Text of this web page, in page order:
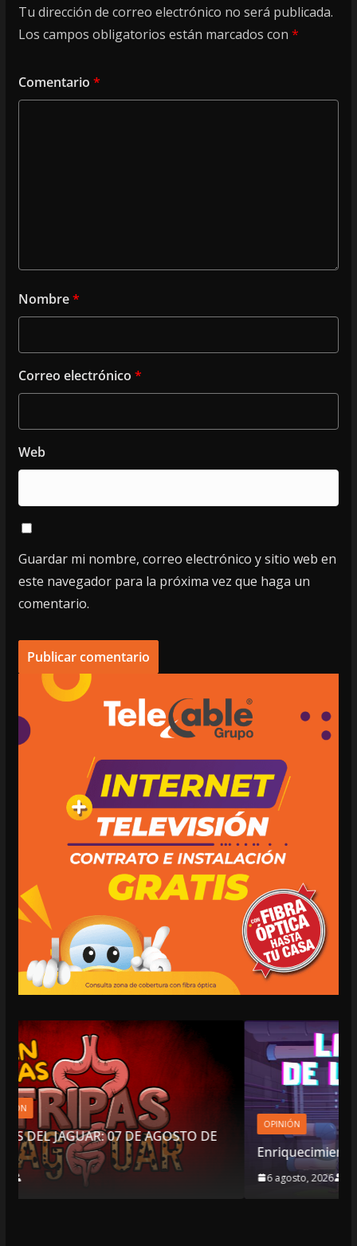
Tu dirección de correo electrónico no será publicada.
Los campos obligatorios están marcados con *
Comentario *
Nombre*
Correo electrónico *
Web
Guardar mi nombre, correo electrónico y sitio web en
este navegador para la próxima vez que haga un
comentario.
DE
OPINIÓN
Enriquecimiento sospechoso
6 agosto, 2026